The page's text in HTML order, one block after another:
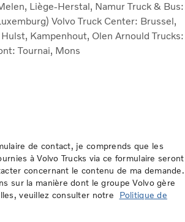
Liège-Herstal, Namur Truck & Bus:
Volvo Truck Center: Brussel,
Kampenhout, Olen Arnould Trucks:
Tournai, Mons
de contact, je comprends que les
à Volvo Trucks via ce formulaire seront
concernant le contenu de ma demande.
sur la manière dont le groupe Volvo gère
veuillez consulter notre Politique de